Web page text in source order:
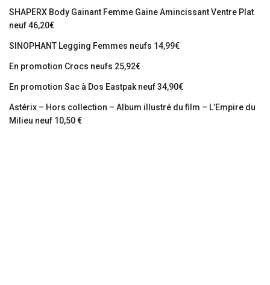
SHAPERX Body Gainant Femme Gaine Amincissant Ventre Plat
neuf 46,20€
SINOPHANT Legging Femmes neufs 14,99€
En promotion Crocs neufs 25,92€
En promotion Sac à Dos Eastpak neuf 34,90€
Astérix – Hors collection – Album illustré du film – L’Empire du
Milieu neuf 10,50 €